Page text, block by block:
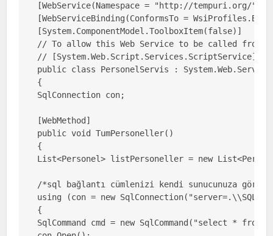
[WebService(Namespace = "http://tempuri.org/")]
[WebServiceBinding(ConformsTo =
[System.ComponentModel.ToolboxItem(false)]
// To allow this Web Service to be called from
// [System.Web.Script.Services.ScriptService]
public class PersonelServis :
{
SqlConnection con;
[WebMethod]
public void TumPersoneller()
{
List<Personel> listPersoneller = new
/*sql bağlantı cümlenizi kendi sunucunuza göre
using (con = new
{
SqlCommand cmd = new SqlCommand("select *